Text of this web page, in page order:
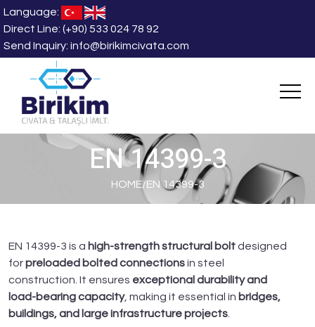
Language:
Direct Line: (+90) 533 024 78 92
Send Inquiry: info@birikimcivata.com
EN 14399-3
HOME/EN 14399-3
EN 14399-3 is a high-strength structural boltdesigned
forpreloaded bolted connectionsin steel
construction. It ensures exceptional durability and
load-bearing capacity, making it essential in bridges,
buildings, and large infrastructure projects